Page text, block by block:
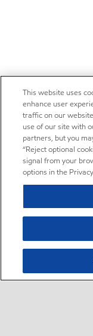
This website uses
enhance user
traffic on our
use of our site with
partners, but you
“Reject optional
signal from your
options in the